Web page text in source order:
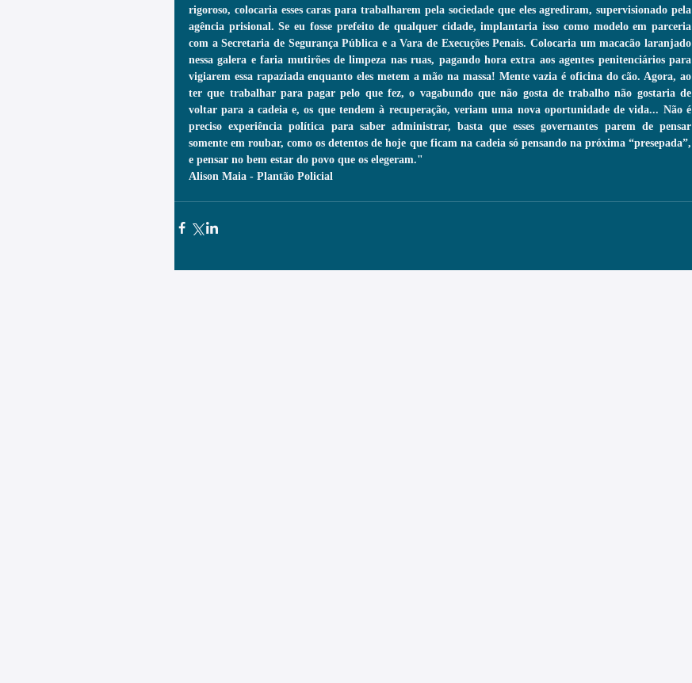
rigoroso, colocaria esses caras para trabalharem pela sociedade que eles agrediram, supervisionado pela
agência prisional. Se eu fosse prefeito de qualquer cidade, implantaria isso como modelo em parceria
com a Secretaria de Segurança Pública e a Vara de Execuções Penais. Colocaria um macacão laranjado
nessa galera e faria mutirões de limpeza nas ruas, pagando hora extra aos agentes penitenciários para
vigiarem essa rapaziada enquanto eles metem a mão na massa! Mente vazia é oficina do cão. Agora, ao
ter que trabalhar para pagar pelo que fez, o vagabundo que não gosta de trabalho não gostaria de
voltar para a cadeia e, os que tendem à recuperação, veriam uma nova oportunidade de vida... Não é
preciso experiência política para saber administrar, basta que esses governantes parem de pensar
somente em roubar, como os detentos de hoje que ficam na cadeia só pensando na próxima “presepada”,
e pensar no bem estar do povo que os elegeram."
Alison Maia - Plantão Policial